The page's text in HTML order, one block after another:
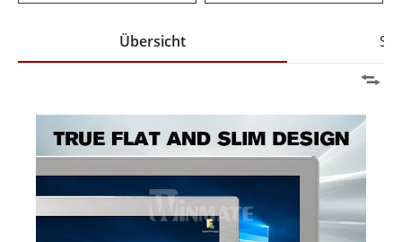
Übersicht